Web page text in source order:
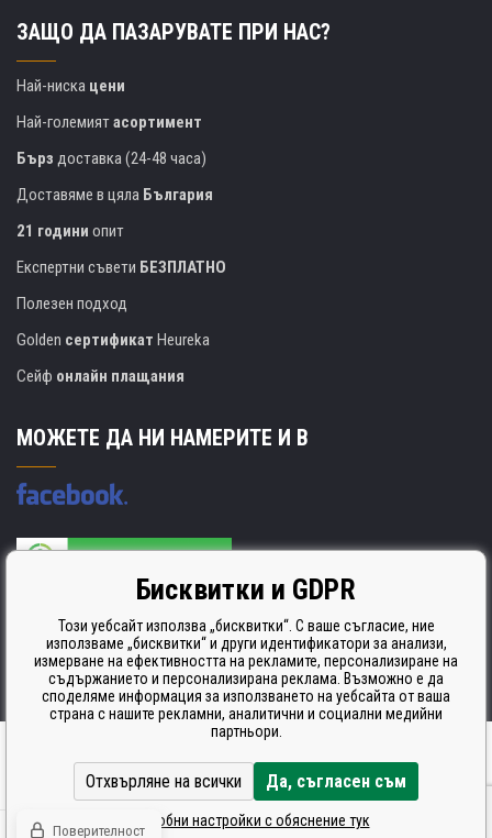
ЗАЩО ДА ПАЗАРУВАТЕ ПРИ НАС?
Най-ниска цени
Най-големиятасортимент
Бърз доставка (24-48 часа)
Доставяме в цяла България
21 години опит
Експертни съвети БЕЗПЛАТНО
Полезен подход
Golden сертификат Heureka
Сейф онлайн плащания
МОЖЕТЕ ДА НИ НАМЕРИТЕ И В
Производителят на касети е сертифициран
ISO 9001. ISO 14001 и STMC.
Ecommerce solutionsBINARGON.cz
Бисквитки и GDPR
Този уебсайт използва „бисквитки“. С ваше съгласие, ние
използваме „бисквитки“ и други идентификатори за анализи,
измерване на ефективността на рекламите, персонализиране на
съдържанието и персонализирана реклама. Възможно е да
споделяме информация за използването на уебсайта от ваша
страна с нашите рекламни, аналитични и социални медийни
партньори.
Отхвърляне на всички Да, съгласен съм
Подробни настройки с обяснение тук
Поверителност